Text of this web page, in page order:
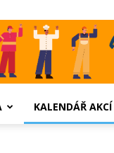
KALENDÁŘ AKCÍ